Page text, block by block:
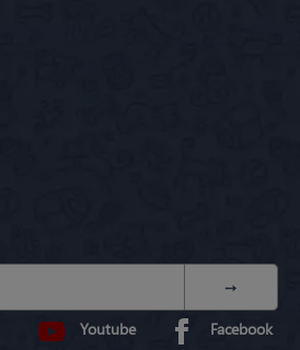
Youtube Facebook